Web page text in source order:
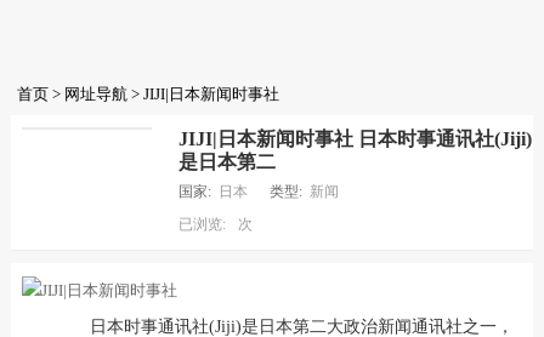
首页> 网址导航> JIJI|日本新闻时事社
JIJI|日本新闻时事社 日本时事通讯社(Jiji)
是日本第二
国家: 日本 类型: 新闻
已浏览:
次
日本时事通讯社(Jiji)是日本第二大政治新闻通讯社之一，